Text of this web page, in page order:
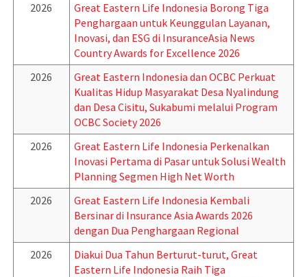
2026
Great Eastern Life Indonesia Borong Tiga
Penghargaan untuk Keunggulan Layanan,
Inovasi, dan ESG di InsuranceAsia News
Country Awards for Excellence 2026
2026
Great Eastern Indonesia dan OCBC Perkuat
Kualitas Hidup Masyarakat Desa Nyalindung
dan Desa Cisitu, Sukabumi melalui Program
OCBC Society 2026
2026
Great Eastern Life Indonesia Perkenalkan
Inovasi Pertama di Pasar untuk Solusi Wealth
Planning Segmen High Net Worth
2026
Great Eastern Life Indonesia Kembali
Bersinar di Insurance Asia Awards 2026
dengan Dua Penghargaan Regional
2026
Diakui Dua Tahun Berturut-turut, Great
Eastern Life Indonesia Raih Tiga